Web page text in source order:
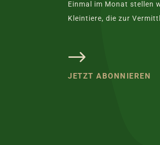
Einmal im Monat stellen
Kleintiere, die zur
JETZT ABONNIEREN